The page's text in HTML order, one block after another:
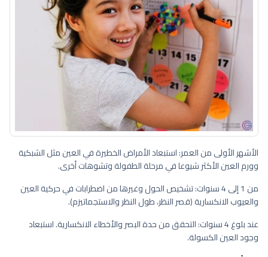
الأشهر الأولى من العمر: استبعاد الأمراض الخطيرة في العين مثل الشبكية
وورم العين الأكثر شيوعا في مرحلة الطفولة وتشوهات أخرى.
من 1 إلى 4 سنوات: تشخيص الحول وغيرها من اضطرابات في حركية العين
والعيوب الانكسارية (قصر النظر، طول النظر والاستجماتيزم).
عند بلوغ 4 سنوات: التحقق من حدة البصر والأخطاء الانكسارية. استبعاد
وجود العين الكسولة.